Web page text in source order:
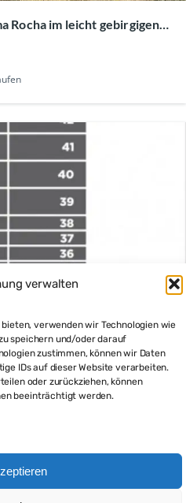
verwalten
verwenden wir Technologien wie
speichern und/oder darauf
zustimmen, können wir Daten
IDs auf dieser Website verarbeiten.
oder zurückziehen, können
beeinträchtigt werden.
Rocha im leicht gebirgigen
Preis von einem in Punta
Strand